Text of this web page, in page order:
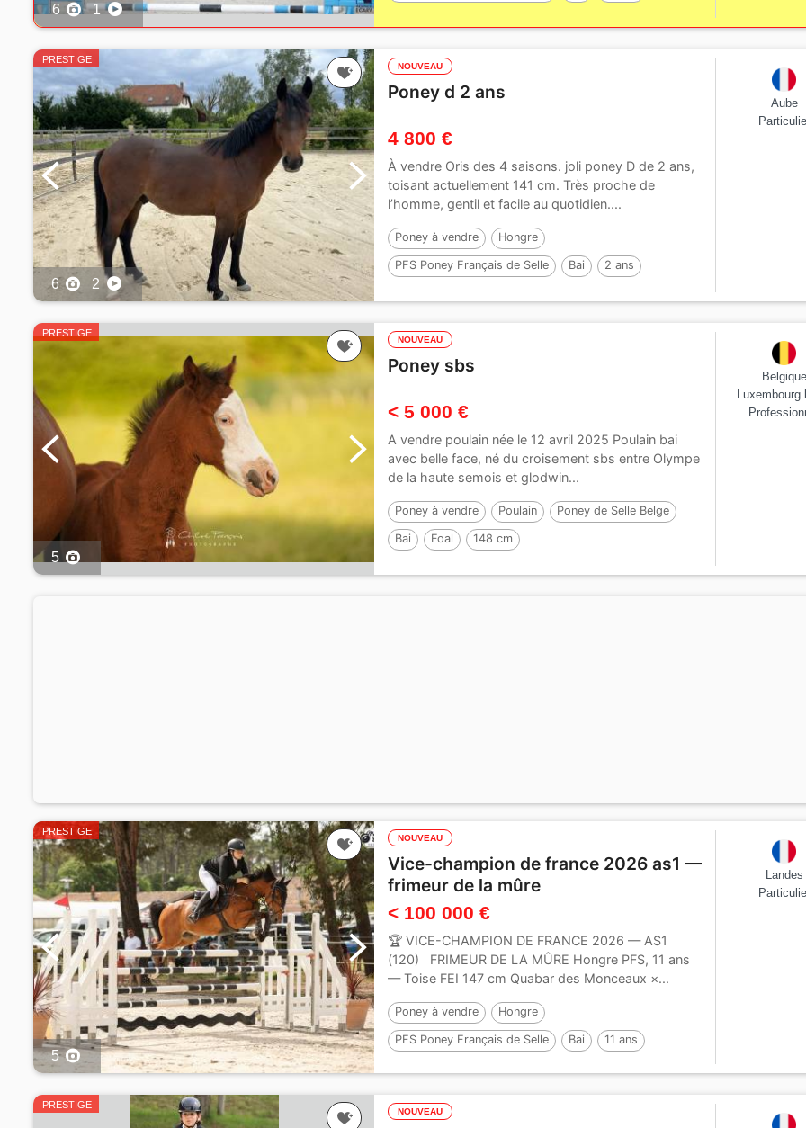
6 1
PRESTIGE
6 2
NOUVEAU
Poney d 2 ans
4 800 €
À vendre Oris des 4 saisons. joli poney D de 2 ans,
toisant actuellement 141 cm. Très proche de
l’homme, gentil et facile au quotidien....
Poney à vendre Hongre
PFS Poney Français de Selle Bai 2 ans
Aube
PRESTIGE
5
NOUVEAU
Poney sbs
< 5 000 €
A vendre poulain née le 12 avril 2025 Poulain bai
avec belle face, né du croisement sbs entre Olympe
de la haute semois et glodwin...
Poney à vendre Poulain Poney de Selle Belge
Bai Foal 148 cm
Belgique
Luxembourg
PRESTIGE
5
NOUVEAU
Vice-champion de france 2026 as1 —
frimeur de la mûre
< 100 000 €
🏆 VICE-CHAMPION DE FRANCE 2026 — AS1
(120) FRIMEUR DE LA MÛRE Hongre PFS, 11 ans
— Toise FEI 147 cm Quabar des Monceaux ×...
Poney à vendre Hongre
PFS Poney Français de Selle Bai 11 ans
Landes
PRESTIGE
NOUVEAU